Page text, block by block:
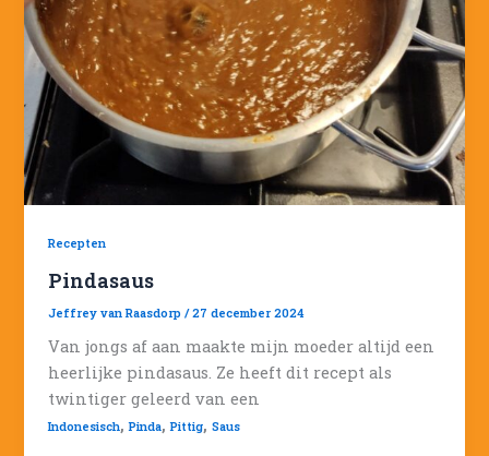
Recepten
Pindasaus
Jeffrey van Raasdorp/27 december 2024
Van jongs af aan maakte mijn moeder altijd een
heerlijke pindasaus. Ze heeft dit recept als
twintiger geleerd van een
Indonesisch,Pinda,Pittig,Saus